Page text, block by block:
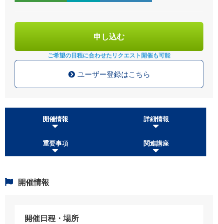
申し込む
ご希望の日程に合わせたリクエスト開催も可能
ユーザー登録はこちら
開催情報 詳細情報
重要事項 関連講座
開催情報
開催日程・場所